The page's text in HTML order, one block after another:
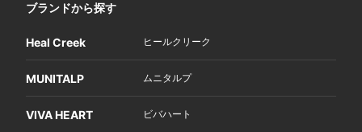
ブランドから探す
Heal Creek ヒールクリーク
MUNITALP ムニタルプ
VIVA HEART ビバハート